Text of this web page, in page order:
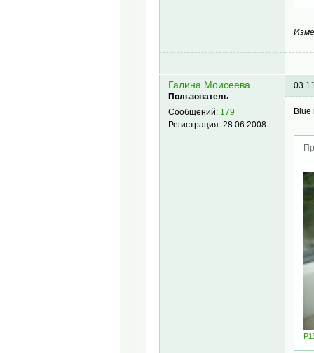
Галина Моисеева
Пользователь
Сообщений: 179
Регистрация:28.06.2008
Blue